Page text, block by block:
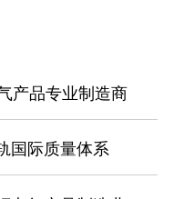
产品专业制造商
国际质量体系